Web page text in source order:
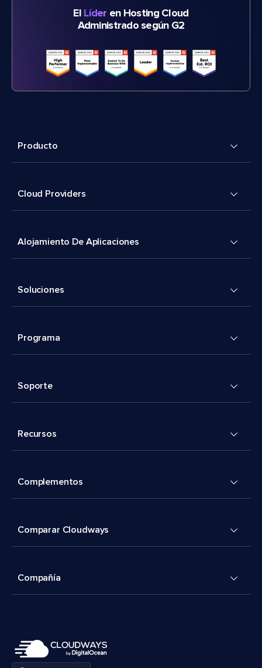
El Líder en Hosting Cloud
Administrado según G2
Producto
Cloud Providers
Alojamiento De Aplicaciones
Soluciones
Programa
Soporte
Recursos
Complementos
Comparar Cloudways
Compañía